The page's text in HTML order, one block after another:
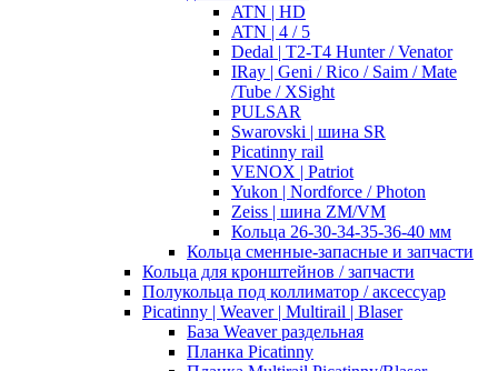
ATN | HD
ATN | 4 / 5
Dedal | T2-T4 Hunter / Venator
IRay | Geni / Rico / Saim / Mate
/Tube / XSight
PULSAR
Swarovski | шина SR
Picatinny rail
VENOX | Patriot
Yukon | Nordforce / Photon
Zeiss | шина ZM/VM
Кольца 26-30-34-35-36-40 мм
Кольца сменные-запасные и запчасти
Кольца для кронштейнов / запчасти
Полукольца под коллиматор / аксессуар
Picatinny | Weaver | Multirail | Blaser
База Weaver раздельная
Планка Picatinny